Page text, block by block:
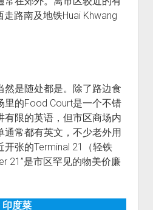
路南及地铁Huai Khwang
然是随处都是。除了路边食
里的Food Court是一个不错
有限的英语，但市区商场内
通常都有英文，不少老外用
张的Terminal 21（轻铁
21”是市区罕见的物美价廉
印度菜